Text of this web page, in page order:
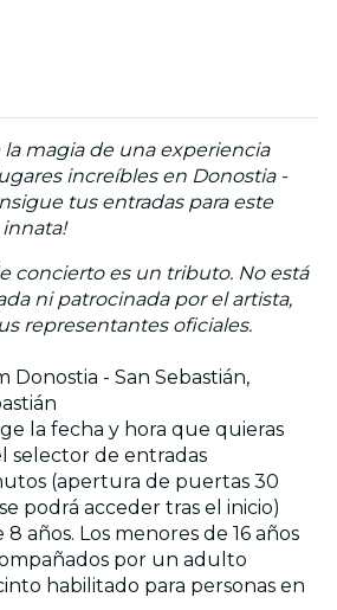
magia de una experiencia
increíbles en Donostia -
tus entradas para este
concierto es un tributo. No está
ni patrocinada por el artista,
representantes oficiales.
Donostia - San Sebastián,
la fecha y hora que quieras
selector de entradas
(apertura de puertas 30
podrá acceder tras el inicio)
años. Los menores de 16 años
por un adulto
habilitado para personas en